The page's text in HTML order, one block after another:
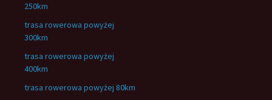
250km
trasa rowerowa powyżej
300km
trasa rowerowa powyżej
400km
trasa rowerowa powyżej 80km